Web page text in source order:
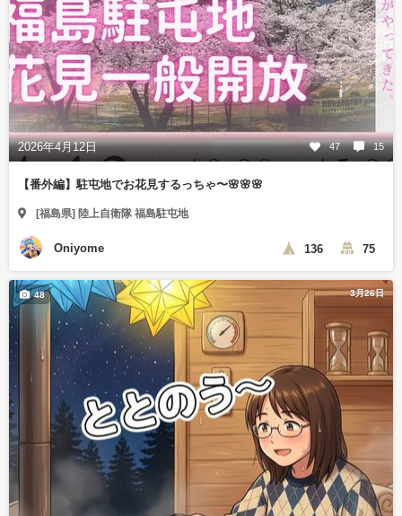
2026年4月12日 47 15
【番外編】駐屯地でお花見するっちゃ〜🌸🌸🌸
[福島県] 陸上自衛隊 福島駐屯地
Oniyome 136 75
3月26日
48